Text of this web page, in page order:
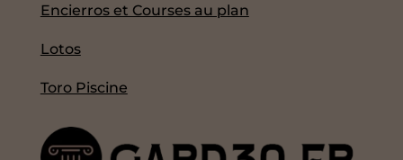
Encierros et Courses au plan
Lotos
Toro Piscine